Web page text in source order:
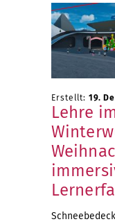
Erstellt: 19.
Lehre